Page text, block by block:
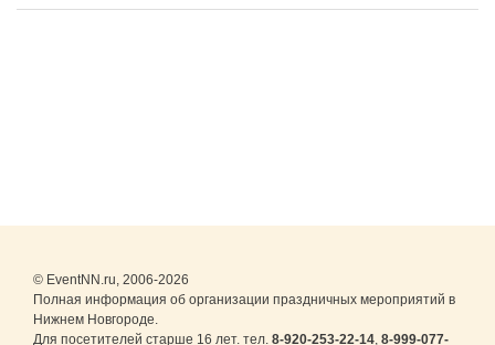
© EventNN.ru, 2006-2026
Полная информация об организации праздничных мероприятий в
Нижнем Новгороде.
Для посетителей старше 16 лет. тел. 8-920-253-22-14, 8-999-077-